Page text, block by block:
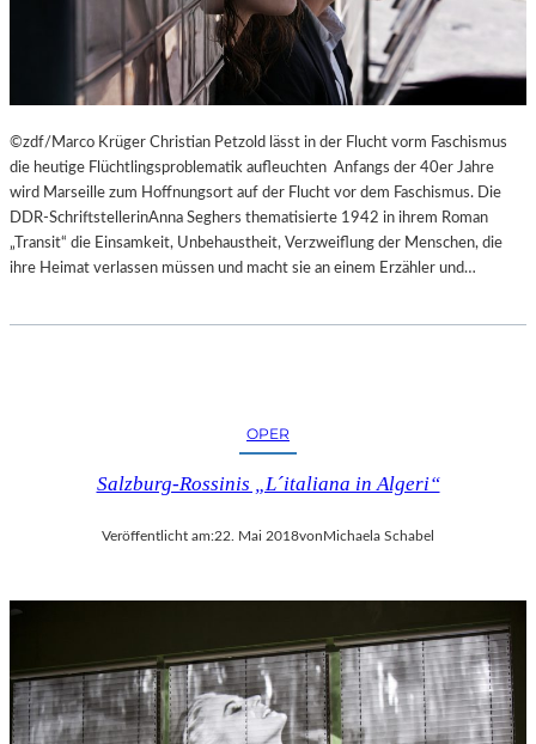
©zdf/Marco Krüger Christian Petzold lässt in der Flucht vorm Faschismus
die heutige Flüchtlingsproblematik aufleuchten Anfangs der 40er Jahre
wird Marseille zum Hoffnungsort auf der Flucht vor dem Faschismus. Die
DDR-SchriftstellerinAnna Seghers thematisierte 1942 in ihrem Roman
„Transit“ die Einsamkeit, Unbehaustheit, Verzweiflung der Menschen, die
ihre Heimat verlassen müssen und macht sie an einem Erzähler und…
OPER
Salzburg-Rossinis „L´italiana in Algeri“
Veröffentlicht am:22. Mai 2018vonMichaela Schabel